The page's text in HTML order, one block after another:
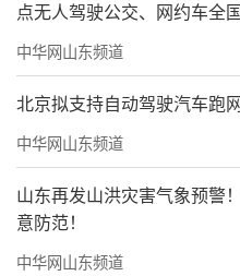
点无人驾驶公交、网约车全
路
中华网山东频道
北京拟支持自动驾驶汽车跑
中华网山东频道
山东再发山洪灾害气象预警
意防范！
中华网山东频道